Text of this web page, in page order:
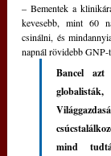
– Bementek a
kevesebb, mint 60
csinálni, és
napnál rövidebb GNP-
Bancel
mind